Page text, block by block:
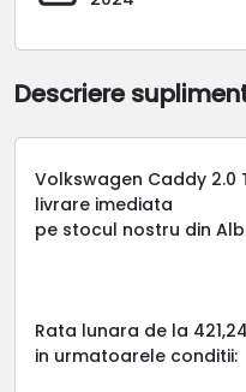
Descriere
Volkswagen Caddy 2.0
livrare imediata
pe stocul nostru din
Rata lunara de la
in urmatoarele conditii: